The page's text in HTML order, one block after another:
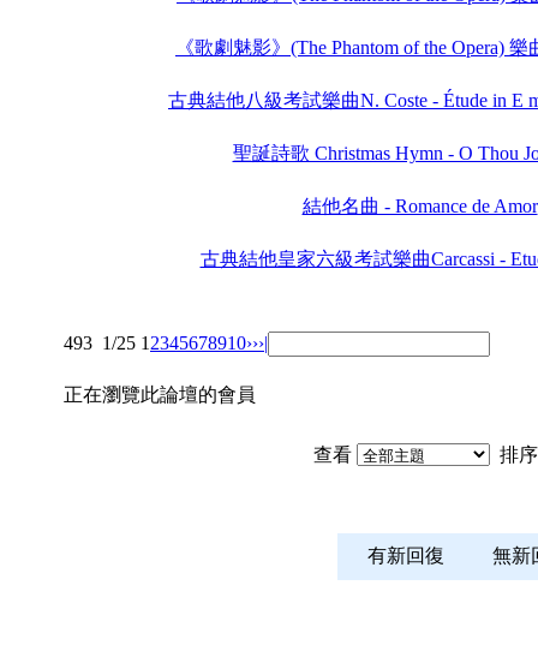
《歌劇魅影》(The Phantom of the Opera)
古典結他八級考試樂曲N. Coste - Étude in E
聖誕詩歌 Christmas Hymn - O Thou
結他名曲 - Romance de Amor
古典結他皇家六級考試樂曲Carcassi -
493 1/25 1 2345678910›››|
正在瀏覽此論壇的會員
查看 排
有新回復 無